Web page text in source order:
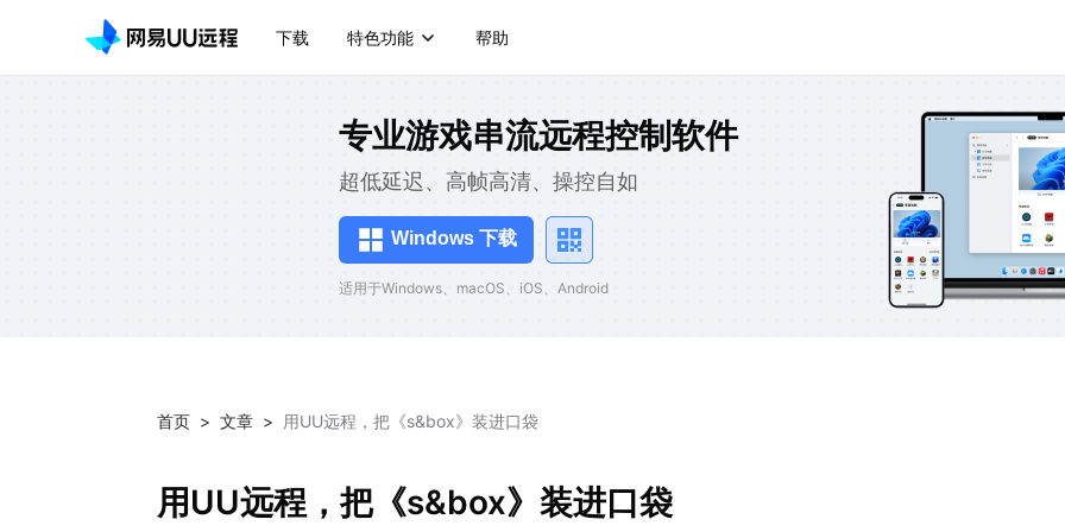
下载 特色功能 帮助
专业游戏串流远程控制软件
超低延迟、高帧高清、操控自如
Windows 下载
适用于Windows、macOS、iOS、Android
首页 > 文章 > 用UU远程，把《s&box》装进口袋
用UU远程，把《s&box》装进口袋